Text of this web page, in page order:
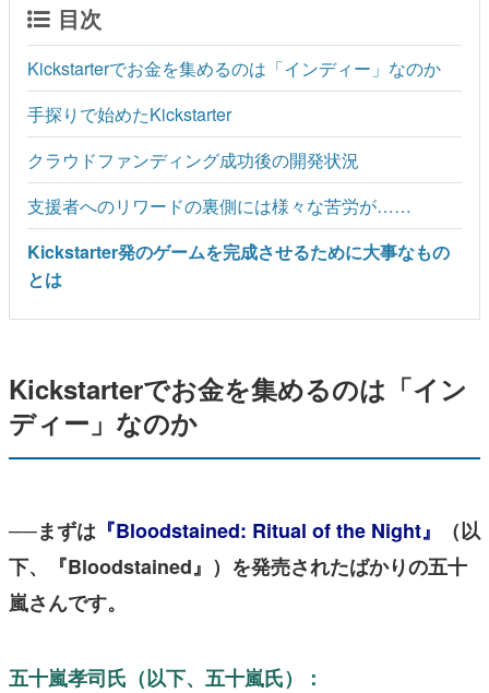
目次
Kickstarterでお金を集めるのは「インディー」なのか
手探りで始めたKickstarter
クラウドファンディング成功後の開発状況
支援者へのリワードの裏側には様々な苦労が……
Kickstarter発のゲームを完成させるために大事なもの
とは
Kickstarterでお金を集めるのは「イン
ディー」なのか
──まずは 『Bloodstained: Ritual of the Night』
（以
下、『Bloodstained』）を発売されたばかりの五十
嵐さんです。
五十嵐孝司氏（以下、五十嵐氏）：